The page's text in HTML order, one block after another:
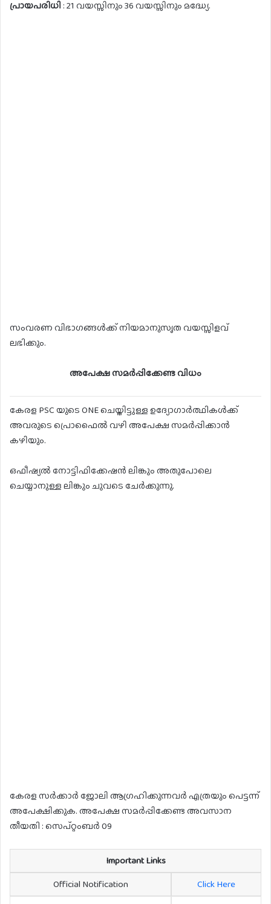
പ്രായപരിധി : 21 വയസ്സിനും 36 വയസ്സിനും മദ്ധ്യേ.
സംവരണ വിഭാഗങ്ങൾക്ക് നിയമാനുസൃത വയസ്സിളവ്
ലഭിക്കും.
അപേക്ഷ സമർപ്പിക്കേണ്ട വിധം
കേരള PSC യുടെ ONE ചെയ്തിട്ടുള്ള ഉദ്യോഗാർത്ഥികൾക്ക്
അവരുടെ പ്രൊഫൈൽ വഴി അപേക്ഷ സമർപ്പിക്കാൻ
കഴിയും.
ഒഫീഷ്യൽ നോട്ടിഫിക്കേഷൻ ലിങ്കും അതുപോലെ
ചെയ്യാനുള്ള ലിങ്കും ചുവടെ ചേർക്കുന്നു.
കേരള സർക്കാർ ജോലി ആഗ്രഹിക്കുന്നവർ എത്രയും പെട്ടന്ന്
അപേക്ഷിക്കുക. അപേക്ഷ സമർപ്പിക്കേണ്ട അവസാന
തീയതി : സെപ്റ്റംബർ 09
Important Links
Official Notification
Click Here